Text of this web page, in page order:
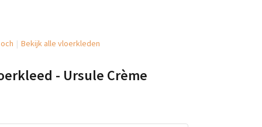
Bekijk alle vloerkleden
- Ursule Crème